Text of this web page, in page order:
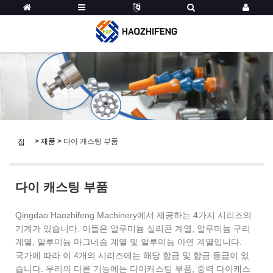
집 > 제품 > 다이 캐스팅 부품
다이 캐스팅 부품
Qingdao Haozhifeng Machinery에서 제공하는 4가지 시리즈의
기계가 있습니다. 이들은 알루미늄 실리콘 계열, 알루미늄 구리
계열, 알루미늄 마그네슘 계열 및 알루미늄 아연 계열입니다.
국가에 따라 이 4개의 시리즈에는 해당 합금 및 합금 등급이 있
습니다. 우리의 다른 기능에는 다이캐스팅 부품, 중력 다이캐스